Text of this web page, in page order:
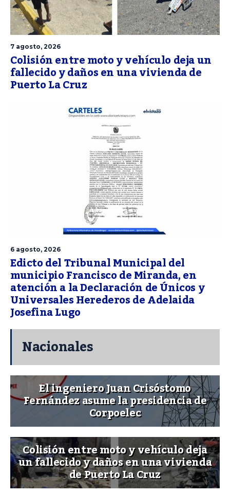
7 agosto, 2026
Colisión entre moto y vehículo deja un
fallecido y daños en una vivienda de
Puerto La Cruz
6 agosto, 2026
Edicto del Tribunal Municipal del
municipio Francisco de Miranda, en
atención a la Declaración de Únicos y
Universales Herederos de Adelaida
Josefina Lugo
Nacionales
El ingeniero Juan Crisóstomo
Fernández asume la presidencia de
Corpoelec
Colisión entre moto y vehículo deja
un fallecido y daños en una vivienda
de Puerto La Cruz